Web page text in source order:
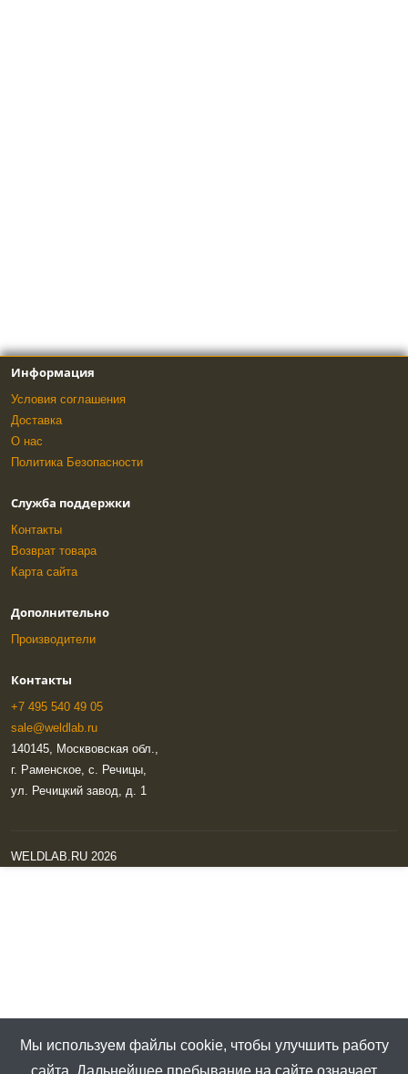
Информация
Условия соглашения
Доставка
О нас
Политика Безопасности
Служба поддержки
Контакты
Возврат товара
Карта сайта
Дополнительно
Производители
Контакты
+7 495 540 49 05
sale@weldlab.ru
140145, Москвовская обл.,
г. Раменское, с. Речицы,
ул. Речицкий завод, д. 1
WELDLAB.RU 2026
Мы используем файлы cookie, чтобы улучшить работу
сайта. Дальнейшее пребывание на сайте означает